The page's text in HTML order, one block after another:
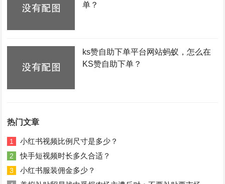
单？
ks赞自助下单平台网站蚂蚁，怎么在
KS赞自助下单？
热门文章
1 小红书视频比例尺寸是多少？
2 快手短视频时长多久合适？
3 小红书服装佣金多少？